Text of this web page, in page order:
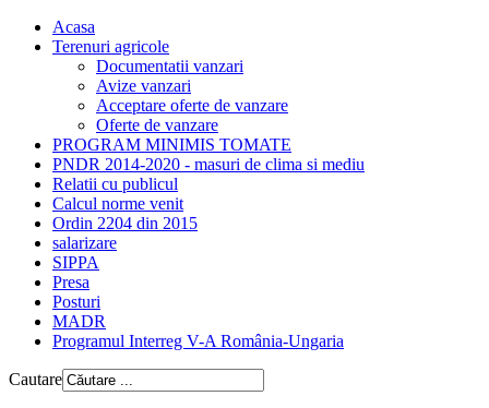
Acasa
Terenuri agricole
Documentatii vanzari
Avize vanzari
Acceptare oferte de vanzare
Oferte de vanzare
PROGRAM MINIMIS TOMATE
PNDR 2014-2020 - masuri de clima si mediu
Relatii cu publicul
Calcul norme venit
Ordin 2204 din 2015
salarizare
SIPPA
Presa
Posturi
MADR
Programul Interreg V-A România-Ungaria
Cautare